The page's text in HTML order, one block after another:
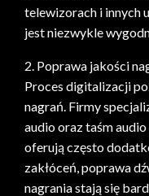
telewizorach i innych
jest niezwykle
2. Poprawa jakości
Proces digitalizacji
nagrań. Firmy
audio oraz taśm
oferują często
zakłóceń, poprawa
nagrania stają się